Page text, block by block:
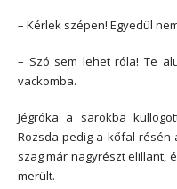
– Kérlek szépen! Egyedül
– Szó sem lehet róla! Te
vackomba.
Jégróka a sarokba
Rozsda pedig a kőfal résén
szag már nagyrészt elillant,
merült.